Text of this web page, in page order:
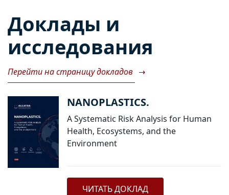
Доклады и
исследования
Перейти на страницу докладов →
NANOPLASTICS.
A Systematic Risk Analysis for Human
Health, Ecosystems, and the
Environment
ЧИТАТЬ ДОКЛАД